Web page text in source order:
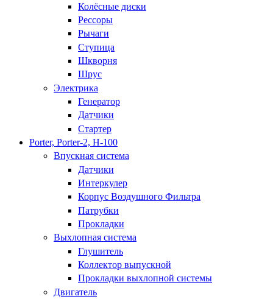
Колёсные диски
Рессоры
Рычаги
Ступица
Шкворня
Шрус
Электрика
Генератор
Датчики
Стартер
Porter, Porter-2, H-100
Впускная система
Датчики
Интеркулер
Корпус Воздушного Фильтра
Патрубки
Прокладки
Выхлопная система
Глушитель
Коллектор выпускной
Прокладки выхлопной системы
Двигатель